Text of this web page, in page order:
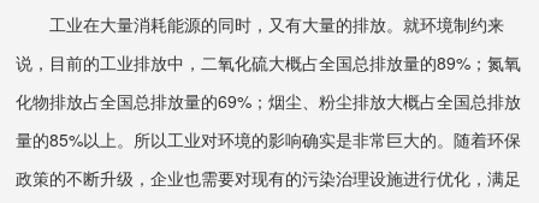
工业在大量消耗能源的同时，又有大量的排放。就环境制约来
说，目前的工业排放中，二氧化硫大概占全国总排放量的89%；氮氧
化物排放占全国总排放量的69%；烟尘、粉尘排放大概占全国总排放
量的85%以上。所以工业对环境的影响确实是非常巨大的。随着环保
政策的不断升级，企业也需要对现有的污染治理设施进行优化，满足